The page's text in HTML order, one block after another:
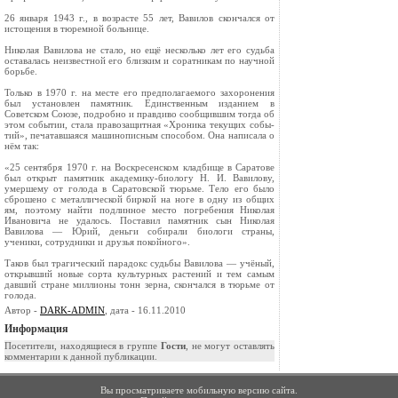
26 января 1943 г., в возрасте 55 лет, Вавилов скончался от
истощения в тюремной больнице.
Николая Вавилова не стало, но ещё несколько лет его судьба
оставалась неизвестной его близ­ким и соратникам по научной
борьбе.
Только в 1970 г. на месте его предполагаемого захоронения
был установлен памятник. Един­ственным изданием в
Советском Союзе, подробно и правдиво сообщившим тогда об
этом событии, стала правозащитная «Хроника текущих собы­
тий», печатавшаяся машинописным способом. Она написала о
нём так:
«25 сентября 1970 г. на Воскресенском клад­бище в Саратове
был открыт памятник ака­демику-биологу Н. И. Вавилову,
умершему от го­лода в Саратовской тюрьме. Тело его было
сбро­шено с металлической биркой на ноге в одну из общих
ям, поэтому найти подлинное место по­гребения Николая
Ивановича не удалось. Поста­вил памятник сын Николая
Вавилова — Юрий, деньги собирали биологи страны,
ученики, сот­рудники и друзья покойного».
Таков был трагический парадокс судьбы Ва­вилова — учёный,
открывший новые сорта куль­турных растений и тем самым
давший стране миллионы тонн зерна, скончался в тюрьме от
голода.
Автор - DARK-ADMIN , дата - 16.11.2010
Информация
Посетители, находящиеся в группе Гости, не могут оставлять
комментарии к данной публикации.
Вы просматриваете мобильную версию сайта.